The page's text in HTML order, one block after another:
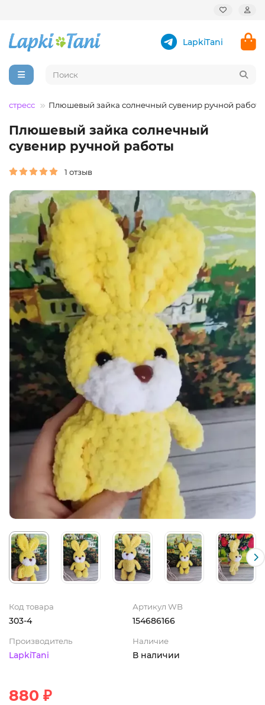
LapkiTani
Плюшевый зайка солнечный сувенир ручной работы
Плюшевый зайка солнечный
сувенир ручной работы
1 отзыв
Код товара
303-4
Артикул WB
154686166
Производитель
LapkiTani
Наличие
В наличии
880 ₽